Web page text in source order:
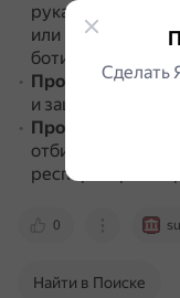
рукавицах из
или
ботинках и в
Пробу
и защитных очках.
Пробу твёрдого
отбирать и
респираторах
0
Найти в Поиске
Сделать